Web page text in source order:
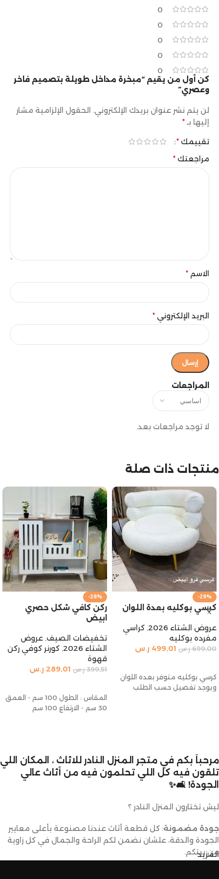
0
0
0
0
0
المراجعات
لا توجد مراجعات بعد.
كن أول من يقيم “مبخرة مداخل طويلة بتصميم فاخر
وعصري”
لن يتم نشر عنوان بريدك الإلكتروني. الحقول الإلزامية مشار
إليها بـ *
تقييمك *
مراجعتك *
الاسم *
البريد الإلكتروني *
منتجات ذات صلة
-29%
كرسي بوكليه بعدة اللوان
عروض الشتاء 2026 , كراسي
مفرده بوكليه
699,00 ر.س 499,01 ر.س
كرسي بوكليه متوفر بعده اللوان
ويوجد تفصيل حسب الطلب
-28%
ركن كافي شكل حصري
ابيض
تخفيضات الصيف, عروض
الشتاء 2026
, كورنر كوفي ركن
قهوة
399,51 ر.س 289,01 ر.س
المقاس : الطول 100 سم - العمق
30 سم - الارتفاع 100 سم
مرحباً بكم في متجر المنزل النادر للاثاث ، المكان اللي
تلقون فيه كل اللي تحلمون فيه من أثاث عالي
الجودة! 🛋️✨
ليش تختارون المنزل النادر ؟
جودة مضمونة: كل قطعة أثاث عندنا مصنوعة بأعلى معايير
الجودة والدقة، علشان نضمن لكم الراحة والجمال في كل زاوية
من بيتكم.
المزيد